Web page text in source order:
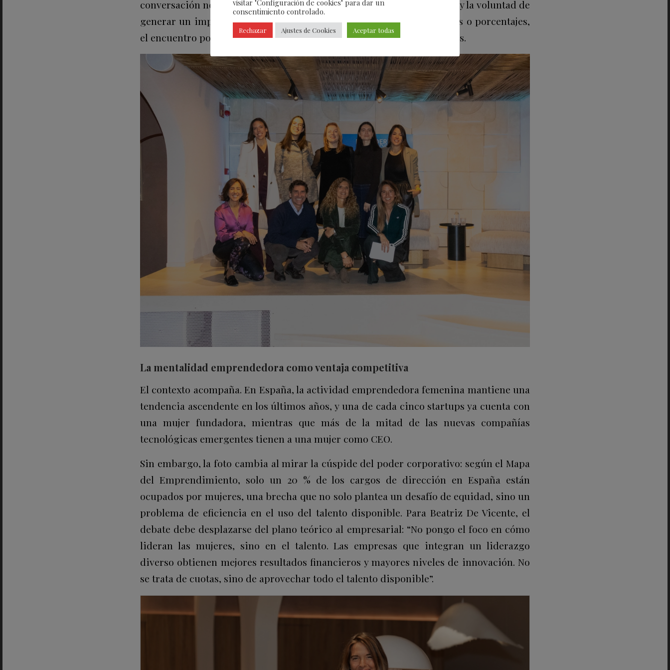
conversación no gira en torno al género, sino altalento, la innovación y la voluntad de
generar un impacto real. De este modo, en lugar de hablar de brechas o porcentajes,
el encuentro pone sobre la mesaideas, innovación y aprendizajes reales.
La mentalidad emprendedora como ventaja competitiva
El contexto acompaña. En España, la actividad emprendedora femenina mantiene una
tendencia ascendente en los últimos años, y una de cada cinco startups ya cuenta con
una mujer fundadora, mientras que más de la mitad de las nuevas compañías
tecnológicas emergentes tienen a una mujer como CEO.
Sin embargo, la foto cambia al mirar la cúspide del poder corporativo: según el Mapa
del Emprendimiento, solo un 20 % de los cargos de dirección en España están
ocupados por mujeres, una brecha que no solo plantea un desafío de equidad, sino un
problema de eficiencia en el uso del talento disponible. Para Beatriz De Vicente, el
debate debe desplazarse del plano teórico al empresarial: “No pongo el foco en cómo
lideran las mujeres, sino en el talento. Las empresas que integran un liderazgo
diverso obtienen mejores resultados financieros y mayores niveles de innovación. No
se trata de cuotas, sino de aprovechar todo el talento disponible”.
visitar "Configuración de cookies" para dar un
consentimiento controlado.
Rechazar Ajustes de Cookies Aceptar todas